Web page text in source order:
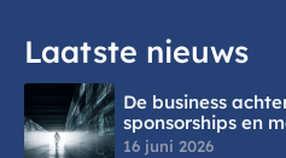
Laatste nieuws
De business
sponsorships en
16 juni 2026